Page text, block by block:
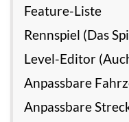
Feature-Liste
Rennspiel (Das
Level-Editor
Anpassbare
Anpassbare